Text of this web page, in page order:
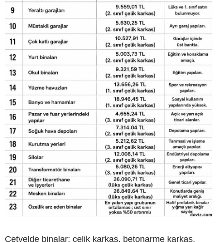
Cetvelde binalar; çelik karkas, betonarme karkas,